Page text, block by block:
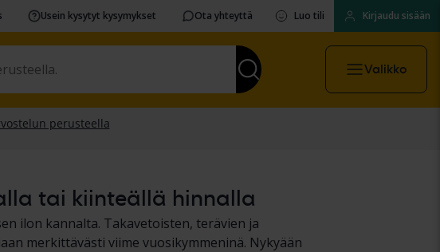
Usein kysytyt kysymykset Ota yhteyttä Luo tili Kirjaudu sisään
Valikko
tai kiinteällä hinnalla
ilon kannalta. Takavetoisten, terävien ja
merkittävästi viime vuosikymmeninä. Nykyään